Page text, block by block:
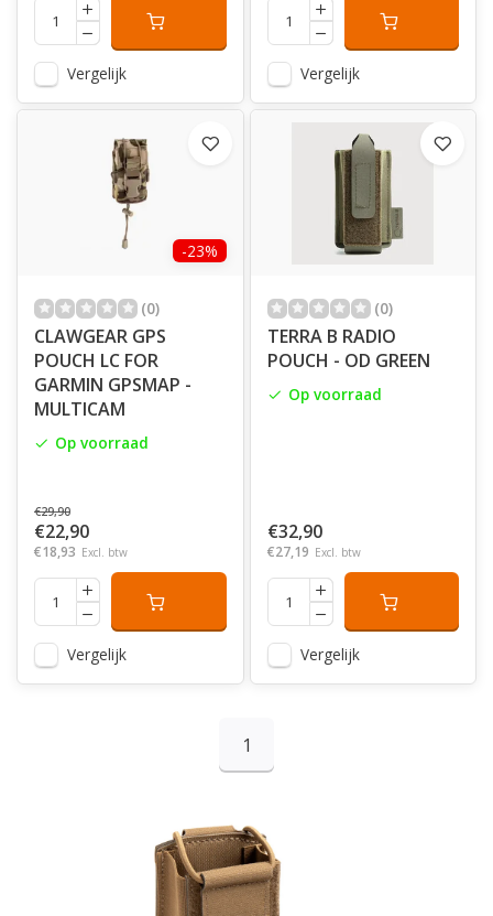
Vergelijk Vergelijk
-23%
(0)
CLAWGEAR GPS
POUCH LC FOR
GARMIN GPSMAP -
MULTICAM
Op voorraad
€29,90
€22,90
€18,93 Excl. btw
Vergelijk
(0)
TERRA B RADIO
POUCH - OD GREEN
Op voorraad
€32,90
€27,19 Excl. btw
Vergelijk
1